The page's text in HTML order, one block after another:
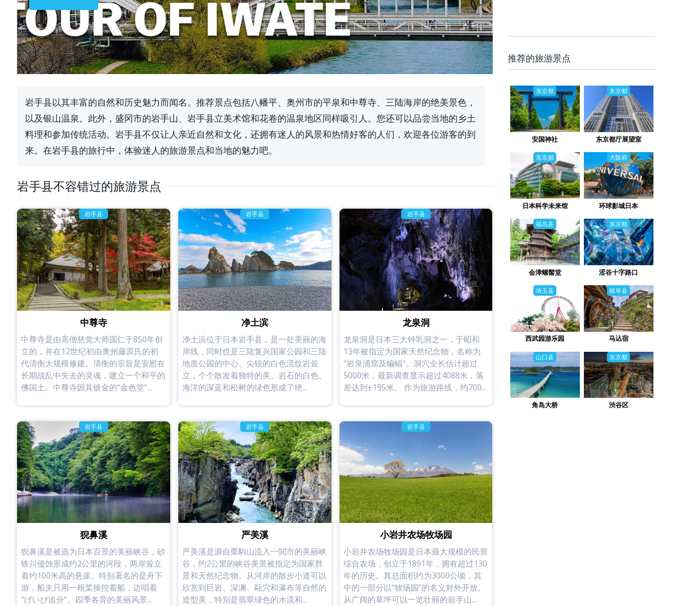
岩手县以其丰富的自然和历史魅力而闻名。推荐景点包括八幡平、奥州市的平泉和中尊寺、三陆海岸的绝美景色，
以及银山温泉。此外，盛冈市的岩手山、岩手县立美术馆和花卷的温泉地区同样吸引人。您还可以品尝当地的乡土
料理和参加传统活动。岩手县不仅让人亲近自然和文化，还拥有迷人的风景和热情好客的人们，欢迎各位游客的到
来。在岩手县的旅行中，体验迷人的旅游景点和当地的魅力吧。
岩手县不容错过的旅游景点
岩手县
中尊寺
中尊寺是由高僧慈觉大师圆仁于850年创
立的，并在12世纪初由奥州藤原氏的初
代清衡大规模修建。清衡的宗旨是安慰在
长期战乱中失去的灵魂，建立一个和平的
佛国土。中尊寺因其镀金的“金色堂”...
岩手县
净土滨
净土浜位于日本岩手县，是一处美丽的海
岸线，同时也是三陆复兴国家公园和三陆
地质公园的中心。尖锐的白色流纹岩耸
立，个个散发着独特的美。岩石的白色、
海洋的深蓝和松树的绿色形成了绝...
岩手县
龙泉洞
龙泉洞是日本三大钟乳洞之一，于昭和
13年被指定为国家天然纪念物，名称为
“岩泉涌窟及蝙蝠”。洞穴全长估计超过
5000米，最新调查显示超过4088米，落
差达到±195米。 作为旅游路线，约700...
岩手县
猊鼻溪
猊鼻溪是被选为日本百景的美丽峡谷，砂
铁川侵蚀形成约2公里的河段，两岸耸立
着约100米高的悬崖。特别著名的是舟下
游，船夫只用一根桨操控着船，边唱着
“げいび追分”。四季各异的美丽风景...
岩手县
严美溪
严美溪是源自栗駒山流入一関市的美丽峡
谷，约2公里的峡谷美景被指定为国家胜
景和天然纪念物。从河岸的散步小道可以
欣赏到巨岩、深渊、甌穴和瀑布等自然的
造型美，特别是翡翠绿色的水流和...
岩手县
小岩井农场牧场园
小岩井农场牧场园是日本最大规模的民营
综合农场，创立于1891年，拥有超过130
年的历史。其总面积约为3000公顷，其
中的一部分以“牧场园”的名义对外开放。
从广阔的草坪可以一览壮丽的岩手山...
推荐的旅游景点
东京都
安国神社
东京都
东京都厅展望室
东京都
日本科学未来馆
大阪府
环球影城日本
福岛县
会津螺髻堂
东京都
涩谷十字路口
埼玉县
西武园游乐园
岐阜县
马込宿
山口县
角岛大桥
东京都
渋谷区